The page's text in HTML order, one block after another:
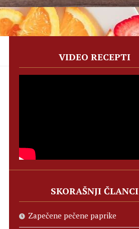
VIDEO RECEPTI
SKORAŠNJI ČLANCI
Zapečene pečene paprike